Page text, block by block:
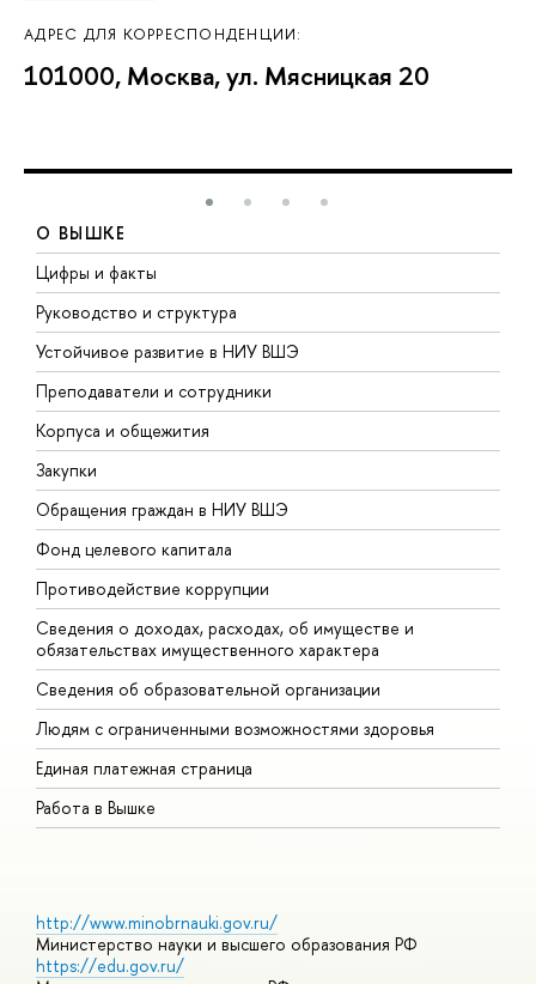
АДРЕС ДЛЯ КОРРЕСПОНДЕНЦИИ:
101000, Москва, ул. Мясницкая 20
О ВЫШКЕ
Цифры и факты
Руководство и структура
Устойчивое развитие в НИУ ВШЭ
Преподаватели и сотрудники
Корпуса и общежития
Закупки
Обращения граждан в НИУ ВШЭ
Фонд целевого капитала
Противодействие коррупции
Сведения о доходах, расходах, об имуществе и
обязательствах имущественного характера
Сведения об образовательной организации
Людям с ограниченными возможностями здоровья
Единая платежная страница
Работа в Вышке
http://www.minobrnauki.gov.ru/
Министерство науки и высшего образования РФ
https://edu.gov.ru/